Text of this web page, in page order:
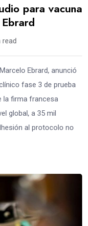
para vacuna
read
Ebrard, anunció
fase 3 de prueba
la firma francesa
global, a 35 mil
al protocolo no